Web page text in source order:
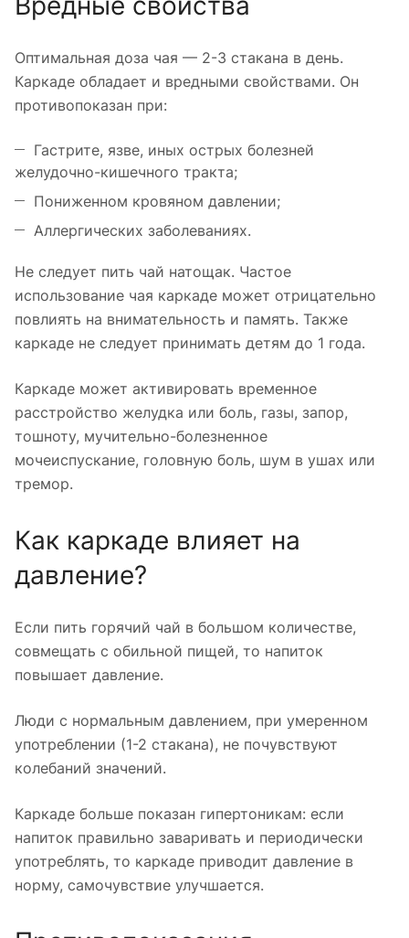
Оптимальная доза чая — 2-3 стакана в день.
Каркаде обладает и вредными свойствами. Он
противопоказан при:
Гастрите, язве, иных острых болезней
желудочно-кишечного тракта;
Пониженном кровяном давлении;
Аллергических заболеваниях.
Не следует пить чай натощак. Частое
использование чая каркаде может отрицательно
повлиять на внимательность и память. Также
каркаде не следует принимать детям до 1 года.
Каркаде может активировать временное
расстройство желудка или боль, газы, запор,
тошноту, мучительно-болезненное
мочеиспускание, головную боль, шум в ушах или
тремор.
Как каркаде влияет на
давление?
Если пить горячий чай в большом количестве,
совмещать с обильной пищей, то напиток
повышает давление.
Люди с нормальным давлением, при умеренном
употреблении (1-2 стакана), не почувствуют
колебаний значений.
Каркаде больше показан гипертоникам: если
напиток правильно заваривать и периодически
употреблять, то каркаде приводит давление в
норму, самочувствие улучшается.